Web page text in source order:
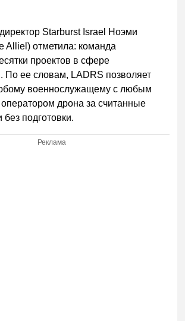
Starburst Israel Ноэми
Alliel) отметила: команда
проектов в сфере
По ее словам, LADRS позволяет
военнослужащему с любым
дрона за считанные
подготовки.
Реклама